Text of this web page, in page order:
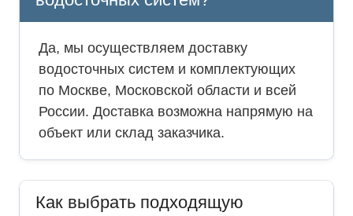
Да, мы осуществляем доставку
водосточных систем и комплектующих
по Москве, Московской области и всей
России. Доставка возможна напрямую на
объект или склад заказчика.
Как выбрать подходящую